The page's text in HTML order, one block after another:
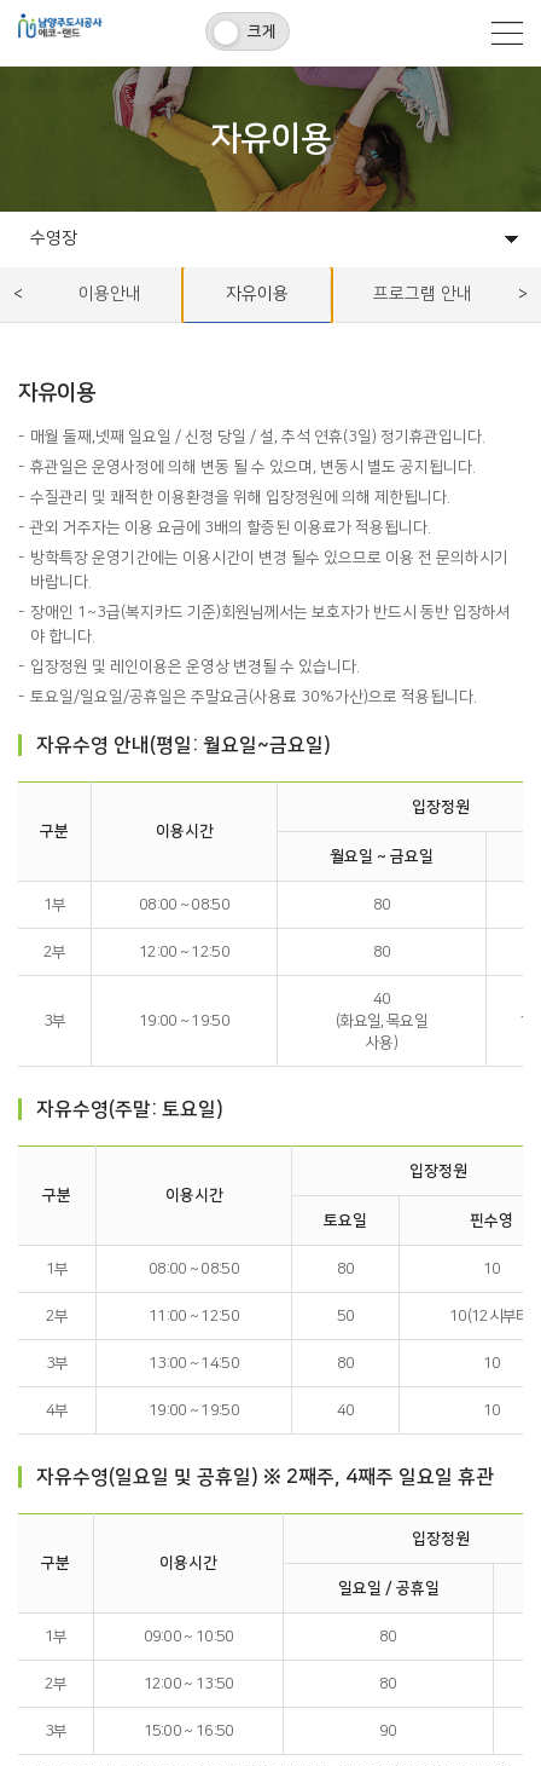
크게
자유이용
수영장
시설소개
시설대관
고객센터
알림마당이용안내 자유이용 프로그램 안내
자유이용
매월 둘째,넷째 일요일 / 신정 당일 / 설, 추석 연휴(3일) 정기휴관입니다.
휴관일은 운영사정에 의해 변동 될 수 있으며, 변동시 별도 공지됩니다.
수질관리 및 쾌적한 이용환경을 위해 입장정원에 의해 제한됩니다.
관외 거주자는 이용 요금에 3배의 할증된 이용료가 적용됩니다.
방학특장 운영기간에는 이용시간이 변경 될수 있으므로 이용 전 문의하시기
바랍니다.
장애인 1~3급(복지카드 기준)회원님께서는 보호자가 반드시 동반 입장하셔
야 합니다.
입장정원 및 레인이용은 운영상 변경될 수 있습니다.
토요일/일요일/공휴일은 주말요금(사용료 30%가산)으로 적용됩니다.
자유수영 안내(평일: 월요일~금요일)
구분 이용시간
입장정원
월요일 ~ 금요일
1부 08:00 ~ 08:50 80
2부 12:00 ~ 12:50 80
3부 19:00 ~ 19:50
40
(화요일, 목요일
사용)
자유수영(주말: 토요일)
구분 이용시간
입장정원
토요일 핀수영
1부 08:00 ~ 08:50 80 10
2부 11:00 ~ 12:50 50 10(12시부터)
3부 13:00 ~ 14:50 80 10
4부 19:00 ~ 19:50 40 10
자유수영(일요일 및 공휴일) ※ 2째주, 4째주 일요일 휴관
구분 이용시간
입장정원
일요일 / 공휴일
1부 09:00 ~ 10:50 80
2부 12:00 ~ 13:50 80
3부 15:00 ~ 16:50 90